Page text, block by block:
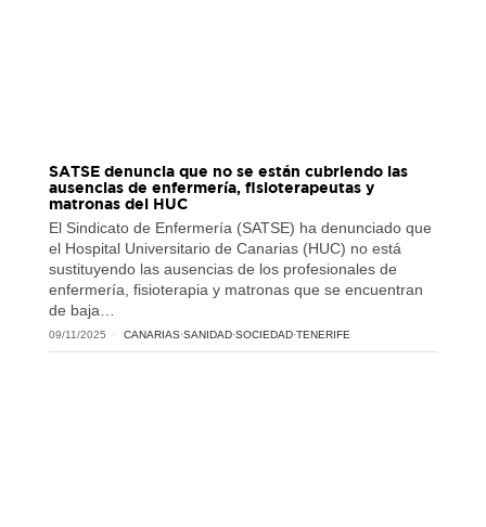
SATSE denuncia que no se están cubriendo las
ausencias de enfermería, fisioterapeutas y
matronas del HUC
El Sindicato de Enfermería (SATSE) ha denunciado que
el Hospital Universitario de Canarias (HUC) no está
sustituyendo las ausencias de los profesionales de
enfermería, fisioterapia y matronas que se encuentran
de baja…
09/11/2025 CANARIAS·SANIDAD·SOCIEDAD·TENERIFE